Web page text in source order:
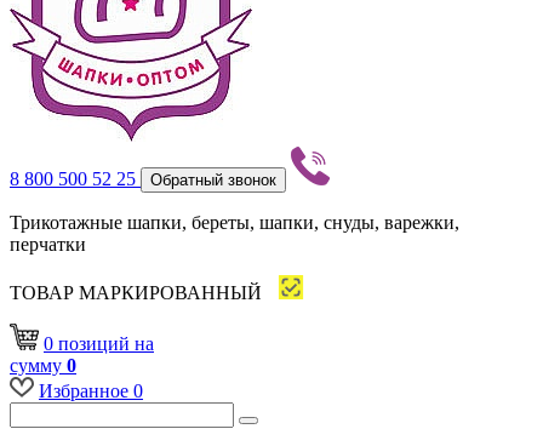
8 800 500 52 25 Обратный звонок
Трикотажные шапки, береты, шапки, снуды, варежки,
перчатки
ТОВАР МАРКИРОВАННЫЙ
0 позиций на
сумму 0
Избранное 0